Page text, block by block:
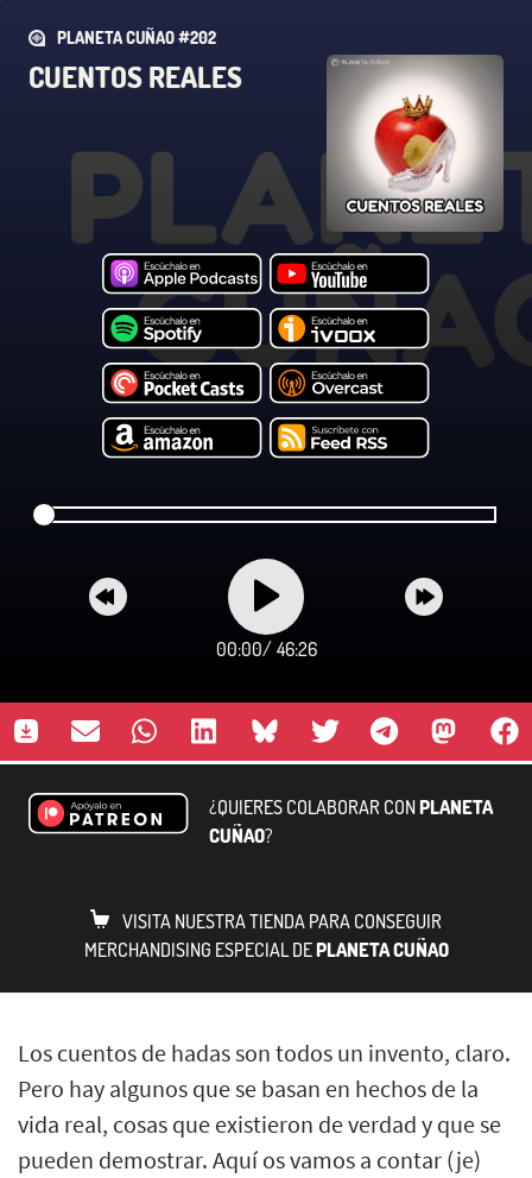
PLANETA CUÑAO #202
CUENTOS REALES
00:00/ 46:26
¿QUIERES COLABORAR CONPLANETA
CUÑAO?
VISITA NUESTRA TIENDA PARA CONSEGUIR
MERCHANDISING ESPECIAL DEPLANETA CUÑAO
Los cuentos de hadas son todos un invento, claro.
Pero hay algunos que se basan en hechos de la
vida real, cosas que existieron de verdad y que se
pueden demostrar. Aquí os vamos a contar (je)